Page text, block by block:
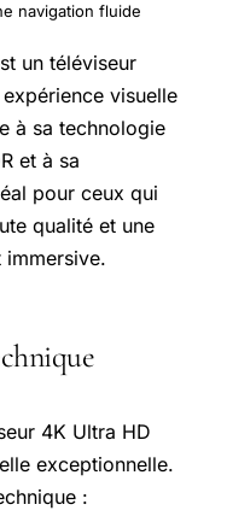
navigation fluide
un téléviseur
visuelle
à sa technologie
et à sa
pour ceux qui
qualité et une
immersive.
4K Ultra HD
exceptionnelle.
: